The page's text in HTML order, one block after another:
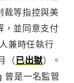
裁等指控與美
，並同意支付
兼時任執行
（已出獄）。
曾是一名監管